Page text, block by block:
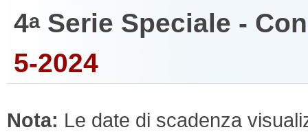
4aSerie Speciale -
5-2024
Nota: Le date di scadenza